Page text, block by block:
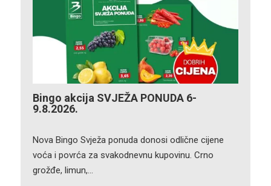
Bingo akcija SVJEŽA PONUDA 6-
9.8.2026.
Nova Bingo Svježa ponuda donosi odlične cijene
voća i povrća za svakodnevnu kupovinu. Crno
grožđe, limun,…